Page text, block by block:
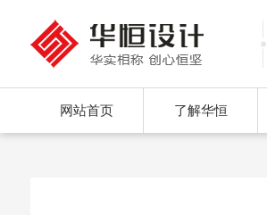
网站首页 了解华恒